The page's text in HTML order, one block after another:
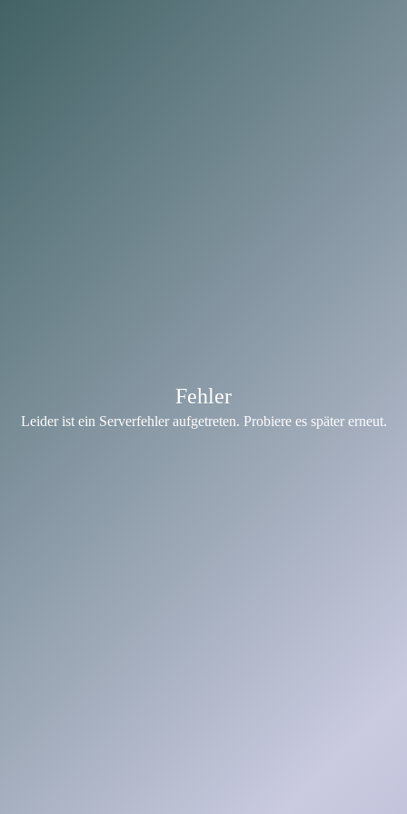
Fehler
Leider ist ein Serverfehler aufgetreten. Probiere es später erneut.